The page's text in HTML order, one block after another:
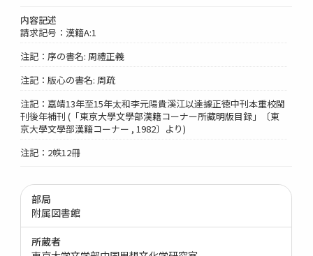
内容記述
請求記号：漢籍A:1
注記：序の書名: 周禮正義
注記：版心の書名: 周疏
注記：嘉靖13年至15年太和李元陽貴溪江以達據正徳中刊本重校閩
刊後年補刊 (「東京大學文學部漢籍コーナー所藏明版目録」〔東
京大學文學部漢籍コーナー , 1982〕より)
注記：2帙12冊
部局
附属図書館
所蔵者